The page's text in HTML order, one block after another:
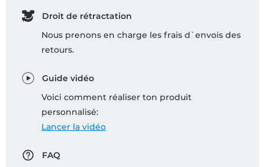
Droit de rétractation
Nous prenons en charge les frais d`envois des
retours.
Guide vidéo
Voici comment réaliser ton produit
personnalisé:
Lancer la vidéo
FAQ